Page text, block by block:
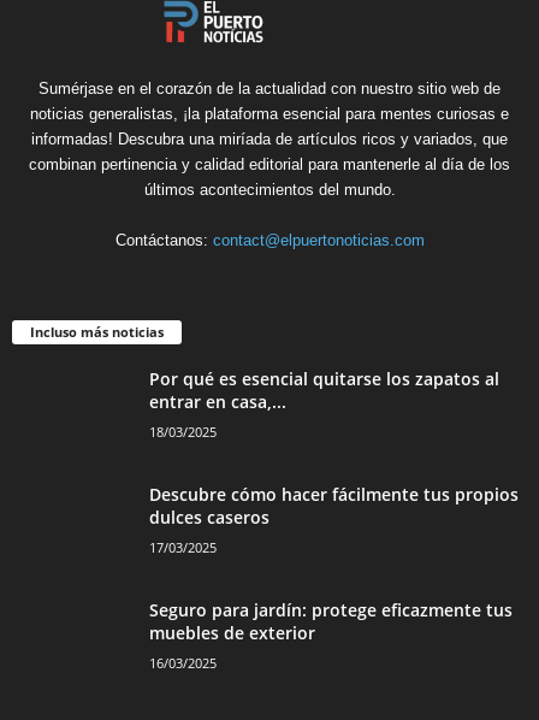
Sumérjase en el corazón de la actualidad con nuestro sitio web de
noticias generalistas, ¡la plataforma esencial para mentes curiosas e
informadas! Descubra una miríada de artículos ricos y variados, que
combinan pertinencia y calidad editorial para mantenerle al día de los
últimos acontecimientos del mundo.
Contáctanos: contact@elpuertonoticias.com
Incluso más noticias
Por qué es esencial quitarse los zapatos al
entrar en casa,...
18/03/2025
Descubre cómo hacer fácilmente tus propios
dulces caseros
17/03/2025
Seguro para jardín: protege eficazmente tus
muebles de exterior
16/03/2025